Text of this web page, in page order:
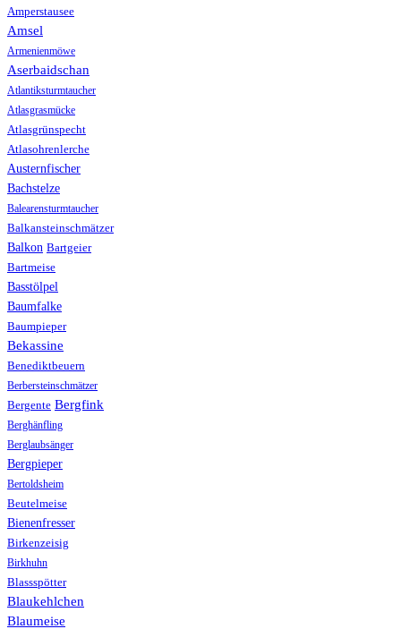
Amperstausee
Amsel
Armenienmöwe
Aserbaidschan
Atlantiksturmtaucher
Atlasgrasmücke
Atlasgrünspecht
Atlasohrenlerche
Austernfischer
Bachstelze
Balearensturmtaucher
Balkansteinschmätzer
Balkon Bartgeier
Bartmeise
Basstölpel
Baumfalke
Baumpieper
Bekassine
Benediktbeuern
Berbersteinschmätzer
Bergente Bergfink
Berghänfling
Berglaubsänger
Bergpieper
Bertoldsheim
Beutelmeise
Bienenfresser
Birkenzeisig
Birkhuhn
Blassspötter
Blaukehlchen
Blaumeise